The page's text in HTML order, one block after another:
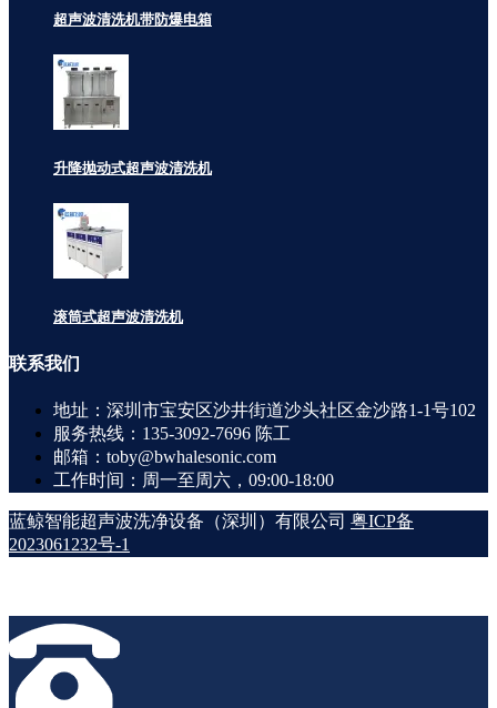
超声波清洗机带防爆电箱
升降抛动式超声波清洗机
滚筒式超声波清洗机
联系我们
地址：深圳市宝安区沙井街道沙头社区金沙路1-1号102
服务热线：135-3092-7696 陈工
邮箱：toby@bwhalesonic.com
工作时间：周一至周六，09:00-18:00
蓝鲸智能超声波洗净设备（深圳）有限公司 粤ICP备
2023061232号-1